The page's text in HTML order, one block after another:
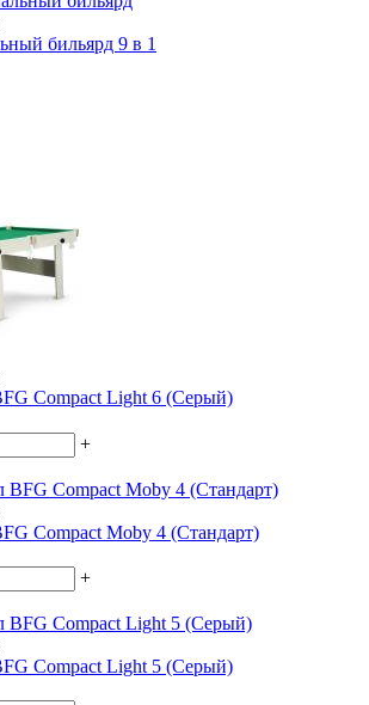
бильярд 9 в 1
Compact Light 6 (Серый)
+
Compact Moby 4 (Стандарт)
+
Compact Light 5 (Серый)